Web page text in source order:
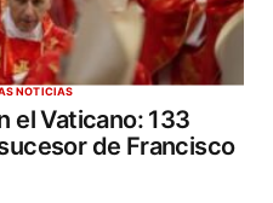
NOTICIAS
el Vaticano: 133
de Francisco